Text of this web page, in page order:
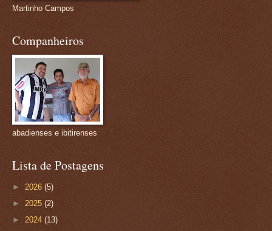
Martinho Campos
Companheiros
abadienses e ibitirenses
Lista de Postagens
► 2026 (5)
► 2025 (2)
► 2024 (13)